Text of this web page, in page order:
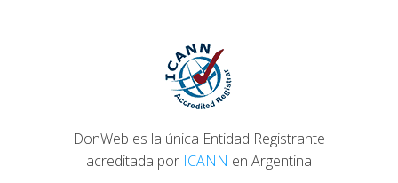
DonWeb es la única Entidad Registrante
acreditada por ICANN en Argentina